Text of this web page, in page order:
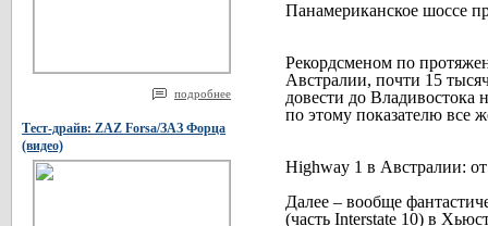
подробнее
Тест-драйв: ZAZ Forsa/ЗАЗ Форца
(видео)
Панамериканское шоссе
Рекордсменом по
Австралии, почти 15
довести до Владивостока
по этому показателю все
Highway 1 в Австралии:
Далее – вообще
(часть Interstate 10) в